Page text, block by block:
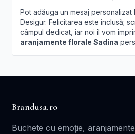
Pot adăuga un mesaj personalizat
Desigur. Felicitarea este inclusă;
câmpul dedicat, iar noi îl vom
aranjamente florale Sadina
Brandusa.ro
Buchete cu emoție,